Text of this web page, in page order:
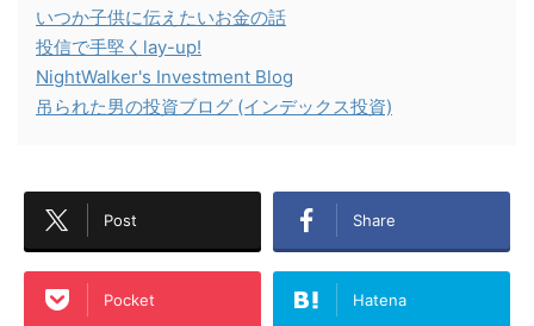
いつか子供に伝えたいお金の話
投信で手堅くlay-up!
NightWalker's Investment Blog
吊られた男の投資ブログ (インデックス投資)
Post Share
Pocket Hatena